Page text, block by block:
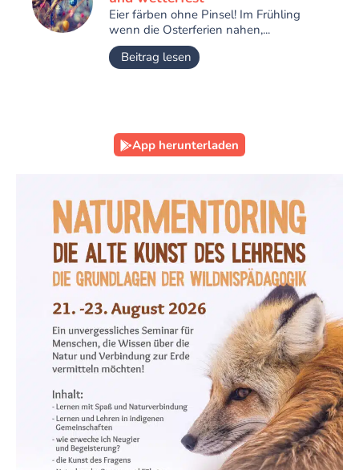
Eier färben ohne Pinsel! Im Frühling
wenn die Osterferien nahen,...
Beitrag lesen
App herunterladen